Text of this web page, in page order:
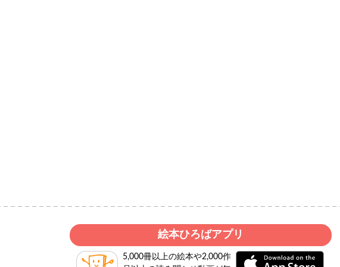
絵本ひろばアプリ
5,000冊以上の絵本や2,000作